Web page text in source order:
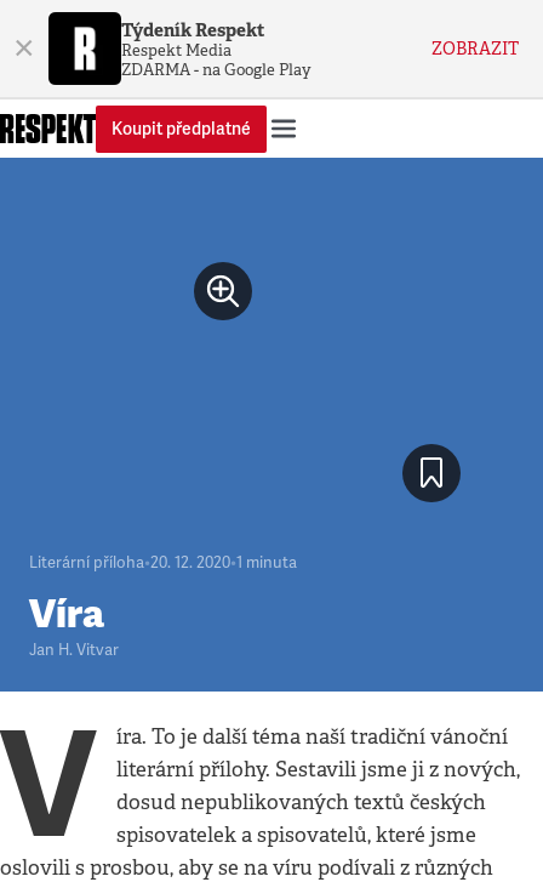
× Týdeník Respekt
Respekt Media
ZDARMA - na Google Play
ZOBRAZIT
Koupit předplatné
Literární příloha•20. 12. 2020•1 minuta
Víra
Jan H. Vitvar
V
íra. To je další téma naší tradiční vánoční
literární přílohy. Sestavili jsme ji z nových,
dosud nepublikovaných textů českých
spisovatelek a spisovatelů, které jsme
oslovili s prosbou, aby se na víru podívali z různých